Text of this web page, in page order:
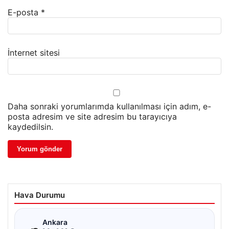
E-posta *
İnternet sitesi
Daha sonraki yorumlarımda kullanılması için adım, e-
posta adresim ve site adresim bu tarayıcıya
kaydedilsin.
Hava Durumu
Ankara